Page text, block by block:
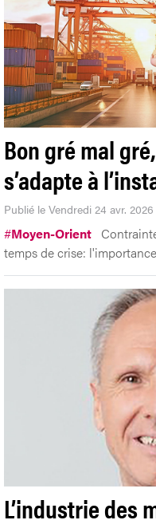
Bon gré mal
s’adapte à
Publié le Vendredi 24 avr. 2026
#Moyen-Orient
temps de crise:
L’industrie des